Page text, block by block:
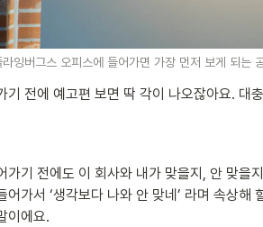
라잉버그스 오피스에 들어가면 가장 먼저 보게 되는
기 전에 예고편 보면 딱 각이 나오잖아요. 대
가기 전에도 이 회사와 내가 맞을지, 안 맞을
어가서 ‘생각보다 나와 안 맞네’ 라며 속상해
이에요.